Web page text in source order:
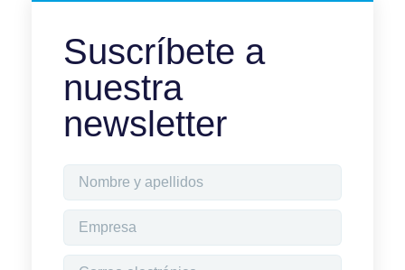
Suscríbete a
nuestra
newsletter